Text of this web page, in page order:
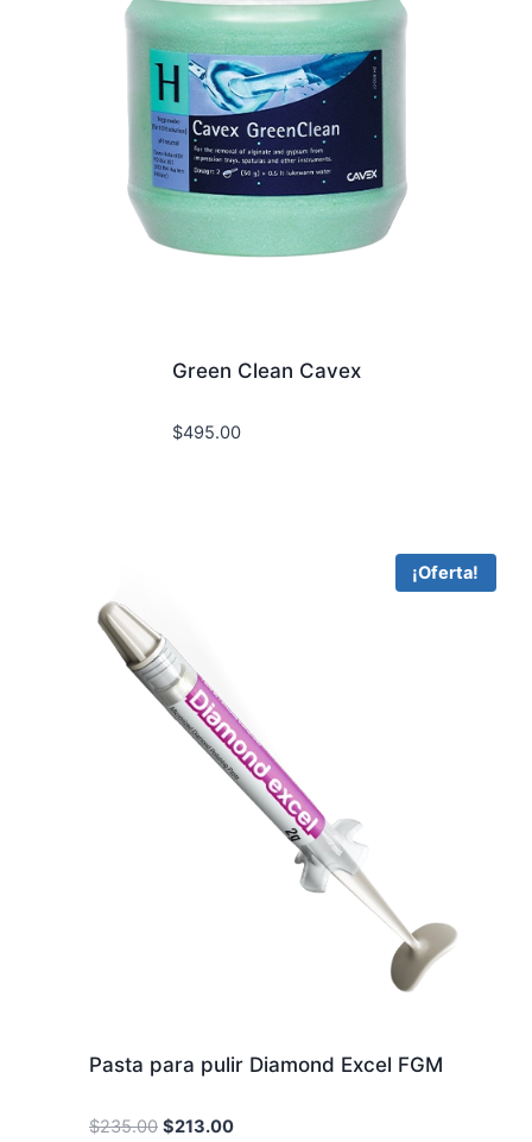
Green Clean Cavex
$495.00
¡Oferta!
Pasta para pulir Diamond Excel FGM
$235.00 Original
$213.00Current